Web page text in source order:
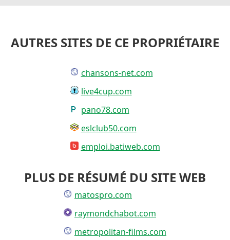
AUTRES SITES DE CE PROPRIÉTAIRE
chansons-net.com
live4cup.com
pano78.com
eslclub50.com
emploi.batiweb.com
PLUS DE RÉSUMÉ DU SITE WEB
matospro.com
raymondchabot.com
metropolitan-films.com